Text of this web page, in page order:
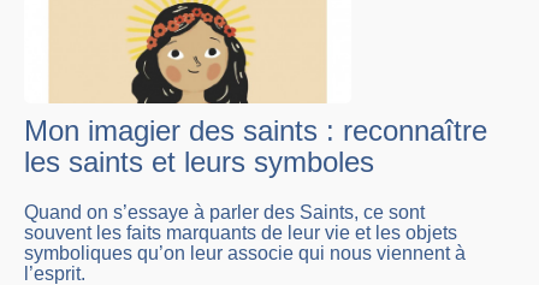
Mon imagier des saints : reconnaître
les saints et leurs symboles
Quand on s’essaye à parler des Saints, ce sont
souvent les faits marquants de leur vie et les objets
symboliques qu’on leur associe qui nous viennent à
l’esprit.